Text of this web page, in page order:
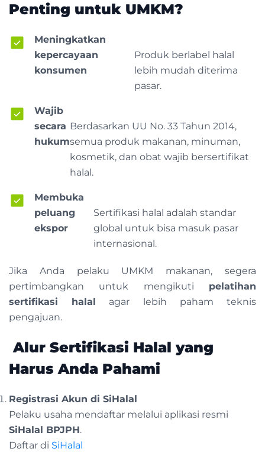
Penting untuk UMKM?
Meningkatkan
kepercayaan
konsumen
Produk berlabel halal
lebih mudah diterima
pasar.
Wajib
secara
hukum
Berdasarkan UU No. 33 Tahun 2014,
semua produk makanan, minuman,
kosmetik, dan obat wajib bersertifikat
halal.
Membuka
peluang
ekspor
Sertifikasi halal adalah standar
global untuk bisa masuk pasar
internasional.
Jika Anda pelaku UMKM makanan, segera
pertimbangkan untuk mengikuti pelatihan
sertifikasi halal agar lebih paham teknis
pengajuan.
Alur Sertifikasi Halal yang
Harus Anda Pahami
Registrasi Akun di SiHalal
Pelaku usaha mendaftar melalui aplikasi resmi
SiHalal BPJPH.
Daftar di SiHalal